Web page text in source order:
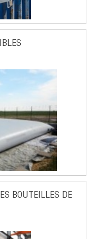
BOUTEILLES DE